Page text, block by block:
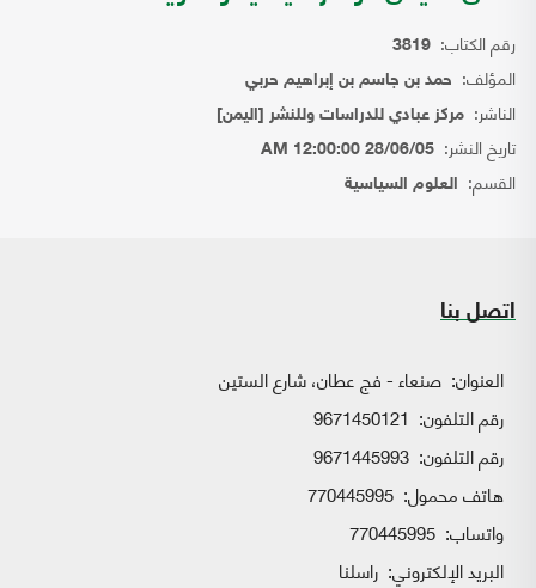
رقم الكتاب: 3819
المؤلف: حمد بن جاسم بن إبراهيم حربي
الناشر: مركز عبادي للدراسات وللنشر [اليمن]
تاريخ النشر: 28/06/05 12:00:00 AM
القسم: العلوم السياسية
اتصل بنا
العنوان: صنعاء - فج عطان، شارع الستين
رقم التلفون: 9671450121
رقم التلفون: 9671445993
هاتف محمول: 770445995
واتساب:
البريد الإلكتروني: راسلنا